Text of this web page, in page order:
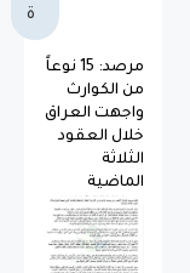
ة
مرصد: 15 نوعاً
من الكوارث
واجهت العراق
خلال العقود
الثلاثة
الماضية